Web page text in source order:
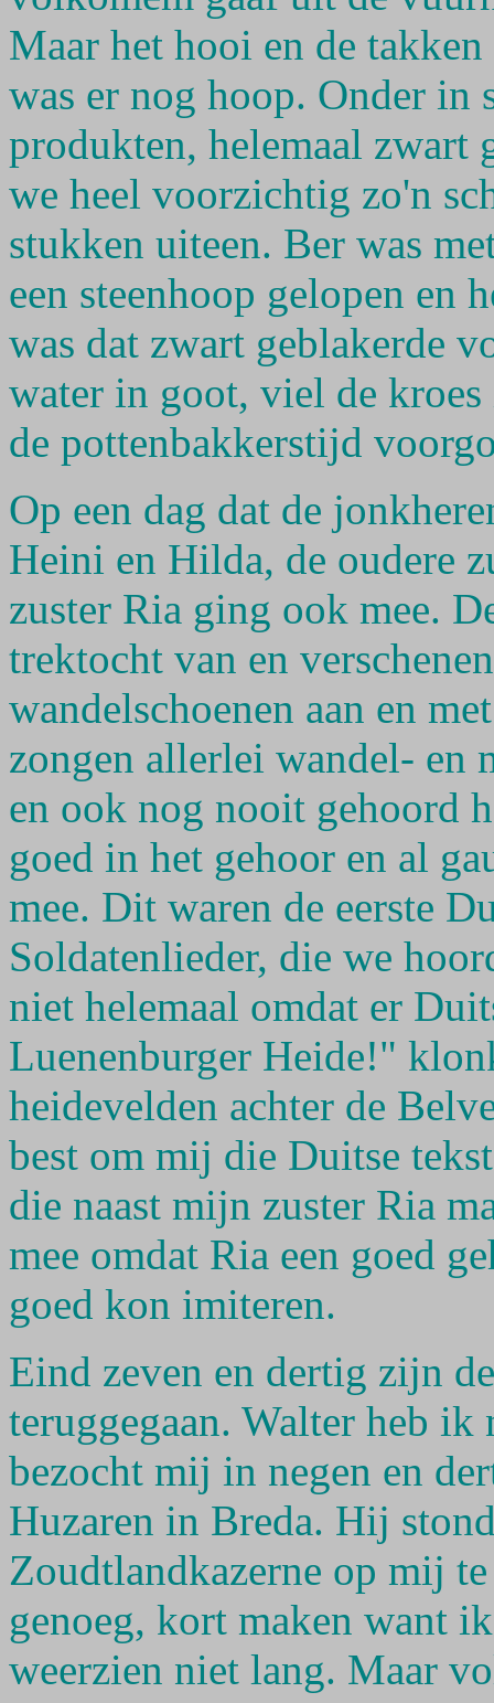
Maar het hooi en de
was er nog hoop. Onder in
produkten, helemaal zwart
we heel voorzichtig zo'n
stukken uiteen. Ber was
een steenhoop gelopen en
was dat zwart geblakerde
water in goot, viel de
de pottenbakkerstijd
Op een dag dat de
Heini en Hilda, de oudere
zuster Ria ging ook mee.
trektocht van en
wandelschoenen aan en
zongen allerlei wandel- en
en ook nog nooit gehoord
goed in het gehoor en al
mee. Dit waren de eerste
Soldatenlieder, die we
niet helemaal omdat er
Luenenburger Heide!"
heidevelden achter de
best om mij die Duitse
die naast mijn zuster Ria
mee omdat Ria een goed
goed kon imiteren.
Eind zeven en dertig zijn
teruggegaan. Walter heb
bezocht mij in negen en
Huzaren in Breda. Hij
Zoudtlandkazerne op mij
genoeg, kort maken want
weerzien niet lang. Maar